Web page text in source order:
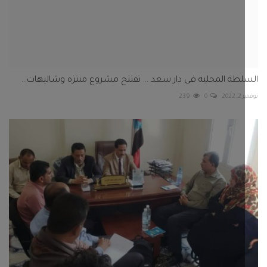
المحلية في دار سعد ... تفتتح مشروع منتزه وشاليهات...
0
239